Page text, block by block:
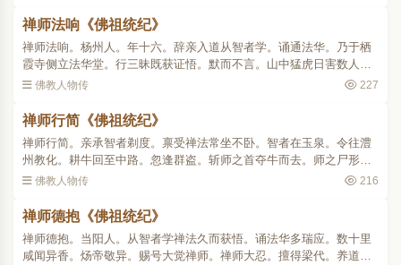
禅师法响《佛祖统纪》
禅师法响。杨州人。年十六。辞亲入道从智者学。诵通法华。乃于栖
霞寺侧立法华堂。行三昧既获证悟。默而不言。山中猛虎日害数人。
众设大斋以为禳禬。忽见一虎入众中攫一人去。师高声呼云。今日专
佛教人物传 227
禅师行简《佛祖统纪》
禅师行简。亲承智者剃度。禀受禅法常坐不卧。智者在玉泉。令往澧
州教化。耕牛回至中路。忽逢群盗。斩师之首夺牛而去。师之尸形即
从地起。以手捧头安项上。健步如飞来追贼党。贼皆惊异遂还其牛。
佛教人物传 216
禅师德抱《佛祖统纪》
禅师德抱。当阳人。从智者学禅法久而获悟。诵法华多瑞应。数十里
咸闻异香。炀帝敬异。赐号大觉禅师。禅师大忍。擅得梁代。养道蒋